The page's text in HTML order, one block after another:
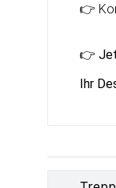
👉
👉
Ihr